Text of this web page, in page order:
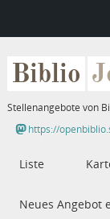
Biblio
Stellenangebote von
https://
Liste
Neues Angebot